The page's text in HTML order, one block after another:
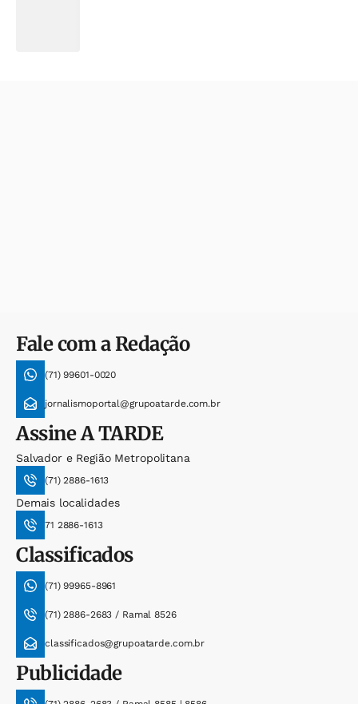
Fale com a Redação
(71) 99601-0020
jornalismoportal@grupoatarde.com.br
AssineA TARDE
Salvador e Região Metropolitana
(71) 2886-1613
Demais localidades
71 2886-1613
Classificados
(71) 99965-8961
(71) 2886-2683 / Ramal 8526
classificados@grupoatarde.com.br
Publicidade